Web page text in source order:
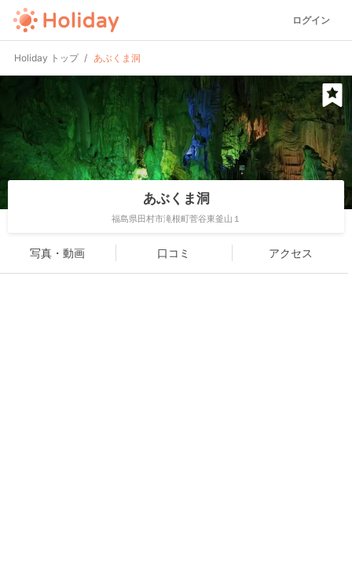
ログイン
Holiday トップ あぶくま洞
あぶくま洞
福島県田村市滝根町菅谷東釜山１
写真・動画 口コミ アクセス